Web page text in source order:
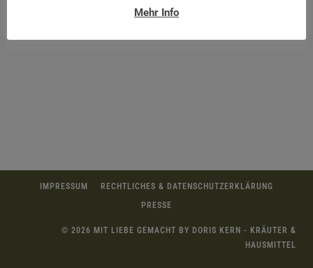
IMPRESSUM
RECHTLICHES & DATENSCHUTZERKLÄRUNG
PRESSE
© 2026 MIT LIEBE GEMACHT BY DORIS KERN - KRÄUTER &
HAUSMITTEL
Mehr Info